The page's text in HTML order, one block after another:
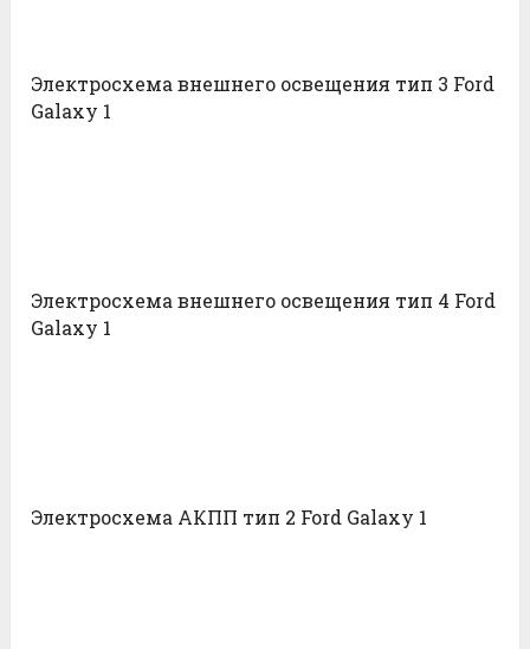
Электросхема внешнего освещения тип 3 Ford
Galaxy 1
Электросхема внешнего освещения тип 4 Ford
Galaxy 1
Электросхема АКПП тип 2 Ford Galaxy 1